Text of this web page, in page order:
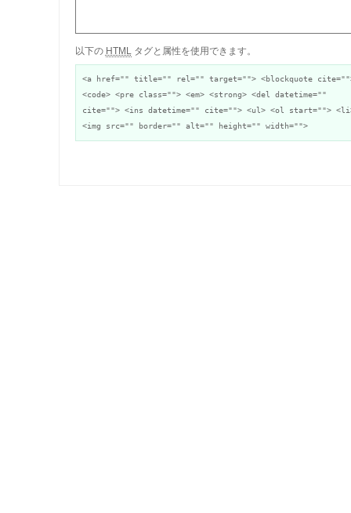
以下の HTMLタグと属性を使用できます。
<a href="" title="" rel="" target=""> <blockquote
<code> <pre class=""> <em> <strong> <del datetime=""
cite=""> <ins datetime="" cite=""> <ul> <ol start="">
<img src="" border="" alt="" height="" width="">